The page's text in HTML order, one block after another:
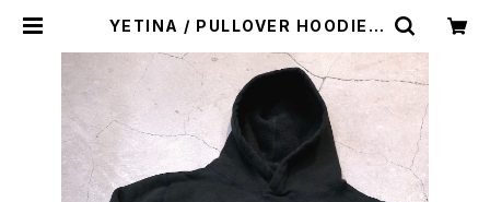
YETINA / PULLOVER HOODIE |
ウス